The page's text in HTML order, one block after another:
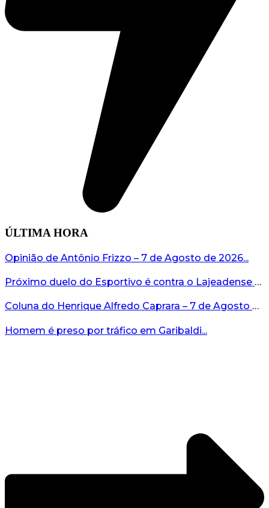
ÚLTIMA HORA
Opinião de Antônio Frizzo – 7 de Agosto de 2026...
Próximo duelo do Esportivo é contra o Lajeadense no domingo, 9 de agosto...
Coluna do Henrique Alfredo Caprara – 7 de Agosto de 2026...
Homem é preso por tráfico em Garibaldi...